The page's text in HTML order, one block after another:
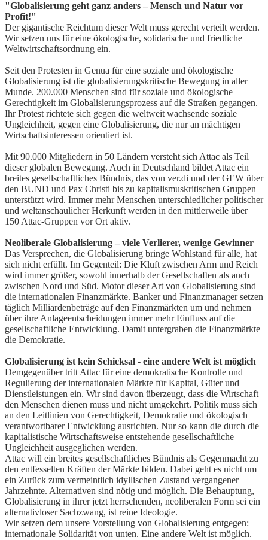
"Globalisierung geht ganz anders – Mensch und Natur vor
Profit!"
Der gigantische Reichtum dieser Welt muss gerecht verteilt werden.
Wir setzen uns für eine ökologische, solidarische und friedliche
Weltwirtschaftsordnung ein.
Seit den Protesten in Genua für eine soziale und ökologische
Globalisierung ist die globalisierungskritische Bewegung in aller
Munde. 200.000 Menschen sind für soziale und ökologische
Gerechtigkeit im Globalisierungsprozess auf die Straßen gegangen.
Ihr Protest richtete sich gegen die weltweit wachsende soziale
Ungleichheit, gegen eine Globalisierung, die nur an mächtigen
Wirtschaftsinteressen orientiert ist.
Mit 90.000 Mitgliedern in 50 Ländern versteht sich Attac als Teil
dieser globalen Bewegung. Auch in Deutschland bildet Attac ein
breites gesellschaftliches Bündnis, das von ver.di und der GEW über
den BUND und Pax Christi bis zu kapitalismuskritischen Gruppen
unterstützt wird. Immer mehr Menschen unterschiedlicher politischer
und weltanschaulicher Herkunft werden in den mittlerweile über
150 Attac-Gruppen vor Ort aktiv.
Neoliberale Globalisierung – viele Verlierer, wenige Gewinner
Das Versprechen, die Globalisierung bringe Wohlstand für alle, hat
sich nicht erfüllt. Im Gegenteil: Die Kluft zwischen Arm und Reich
wird immer größer, sowohl innerhalb der Gesellschaften als auch
zwischen Nord und Süd. Motor dieser Art von Globalisierung sind
die internationalen Finanzmärkte. Banker und Finanzmanager setzen
täglich Milliardenbeträge auf den Finanzmärkten um und nehmen
über ihre Anlageentscheidungen immer mehr Einfluss auf die
gesellschaftliche Entwicklung. Damit untergraben die Finanzmärkte
die Demokratie.
Globalisierung ist kein Schicksal - eine andere Welt ist möglich
Demgegenüber tritt Attac für eine demokratische Kontrolle und
Regulierung der internationalen Märkte für Kapital, Güter und
Dienstleistungen ein. Wir sind davon überzeugt, dass die Wirtschaft
den Menschen dienen muss und nicht umgekehrt. Politik muss sich
an den Leitlinien von Gerechtigkeit, Demokratie und ökologisch
verantwortbarer Entwicklung ausrichten. Nur so kann die durch die
kapitalistische Wirtschaftsweise entstehende gesellschaftliche
Ungleichheit ausgeglichen werden.
Attac will ein breites gesellschaftliches Bündnis als Gegenmacht zu
den entfesselten Kräften der Märkte bilden. Dabei geht es nicht um
ein Zurück zum vermeintlich idyllischen Zustand vergangener
Jahrzehnte. Alternativen sind nötig und möglich. Die Behauptung,
Globalisierung in ihrer jetzt herrschenden, neoliberalen Form sei ein
alternativloser Sachzwang, ist reine Ideologie.
Wir setzen dem unsere Vorstellung von Globalisierung entgegen:
internationale Solidarität von unten. Eine andere Welt ist möglich.